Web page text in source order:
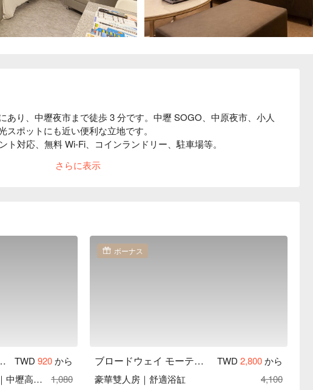
あり、中壢夜市まで徒歩 3 分です。中壢 SOGO、中原夜市、小人
ポットにも近い便利な立地です。
ト対応、無料 Wi-Fi、コインランドリー、駐車場等。
さらに表示
テル 中壢 TWD 920から
デラックスダブルルーム 3h｜中壢高評価
1,080
ボーナス
ブロードウェイ モーテル 中壢 TWD 2,800から
豪華雙人房｜舒適浴缸
4,100